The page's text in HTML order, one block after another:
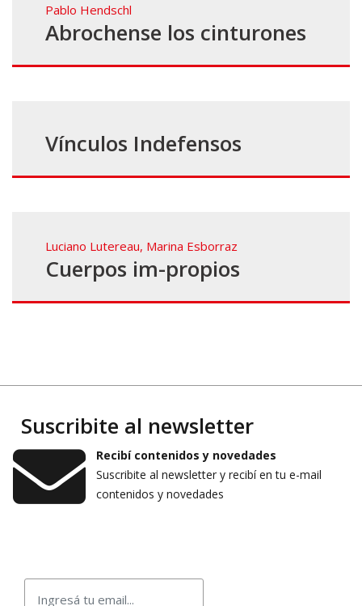
Pablo Hendschl
Abrochense los cinturones
Vínculos Indefensos
Luciano Lutereau, Marina Esborraz
Cuerpos im-propios
Suscribite al newsletter
Recibí contenidos y novedades
Suscribite al newsletter y recibí en tu e-mail
contenidos y novedades